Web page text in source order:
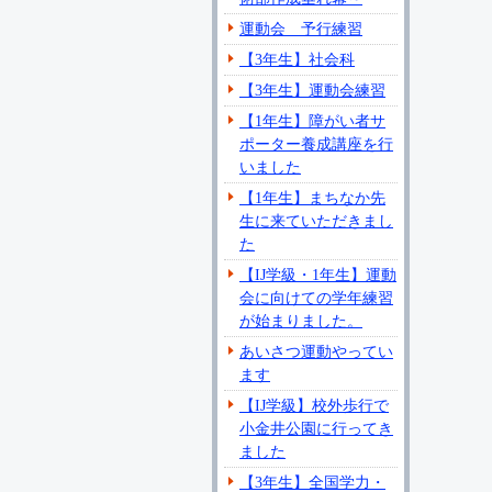
運動会 予行練習
【3年生】社会科
【3年生】運動会練習
【1年生】障がい者サ
ポーター養成講座を行
いました
【1年生】まちなか先
生に来ていただきまし
た
【IJ学級・1年生】運動
会に向けての学年練習
が始まりました。
あいさつ運動やってい
ます
【IJ学級】校外歩行で
小金井公園に行ってき
ました
【3年生】全国学力・